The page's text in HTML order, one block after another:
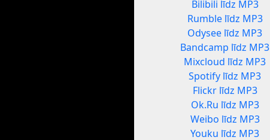
Bilibili līdz MP3
Rumble līdz MP3
Odysee līdz MP3
Bandcamp līdz MP3
Mixcloud līdz MP3
Spotify līdz MP3
Flickr līdz MP3
Ok.Ru līdz MP3
Weibo līdz MP3
Youku līdz MP3